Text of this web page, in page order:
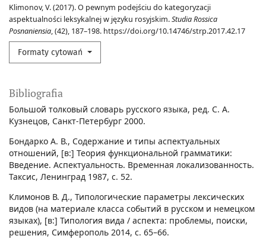
Klimonov, V. (2017). O pewnym podejściu do kategoryzacji
aspektualności leksykalnej w języku rosyjskim.Studia Rossica
Posnaniensia, (42), 187–198. https://doi.org/10.14746/strp.2017.42.17
Formaty cytowań
Bibliografia
Большой толковый словарь русского языкa, ред. С. А.
Кузнецов, Санкт-Петербург 2000.
Бондарко А. В., Содержание и типы аспектуальных
отношений, [в:] Теория функциональной грамматики:
Введение. Аспектуальность. Временная локализованность.
Таксис, Ленинград 1987, с. 52.
Климонов В. Д., Типологические параметры лексических
видов (на материале класса событий в русском и немецком
языках), [в:] Типология вида / аспекта: проблемы, поиски,
решения, Симферополь 2014, с. 65–66.